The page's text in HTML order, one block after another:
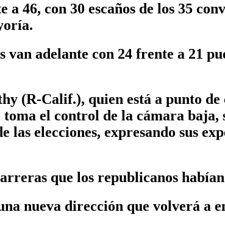
46, con 30 escaños de los 35
adelante con 24 frente a 21
(R-Calif.), quien está a punto de
el control de la cámara
las elecciones, expresando sus
que los republicanos
nueva dirección que volverá a